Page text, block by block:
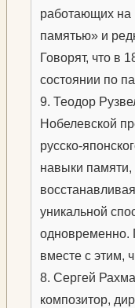
работающих на
памятью» и
Говорят, что в
состоянии по
9. Теодор
Нобелевской
русско-
навыки памяти,
уникальной
одновременно.
вместе с этим,
8. Сергей
композитор,